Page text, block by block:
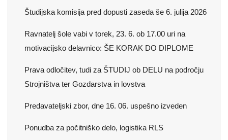
Študijska komisija pred dopusti zaseda še 6. julija 2026
Ravnatelj šole vabi v torek, 23. 6. ob 17.00 uri na
motivacijsko delavnico: ŠE KORAK DO DIPLOME
Prava odločitev, tudi za ŠTUDIJ ob DELU na področju
Strojništva ter Gozdarstva in lovstva
Predavateljski zbor, dne 16. 06. uspešno izveden
Ponudba za počitniško delo, logistika RLS